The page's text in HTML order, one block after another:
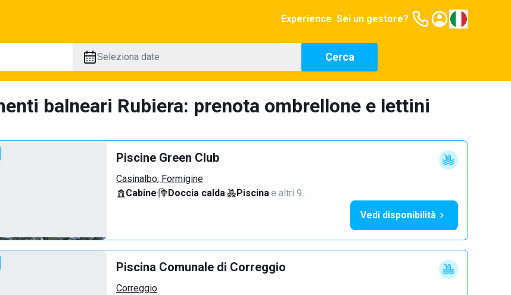
Experience Sei un gestore?
Seleziona date Cerca
balneari Rubiera: prenota ombrellone e lettini
Piscine Green Club
Casinalbo, Formigine
Cabine· Doccia calda· Piscina·e altri 9…
Vedi disponibilità
Piscina Comunale di Correggio
Correggio